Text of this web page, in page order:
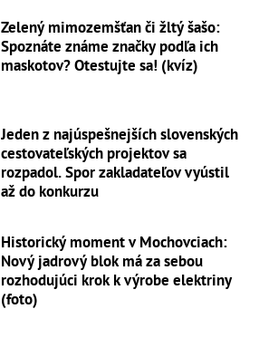
Zelený mimozemšťan či žltý šašo:
Spoznáte známe značky podľa ich
maskotov? Otestujte sa! (kvíz)
Jeden z najúspešnejších slovenských
cestovateľských projektov sa
rozpadol. Spor zakladateľov vyústil
až do konkurzu
Historický moment v Mochovciach:
Nový jadrový blok má za sebou
rozhodujúci krok k výrobe elektriny
(foto)